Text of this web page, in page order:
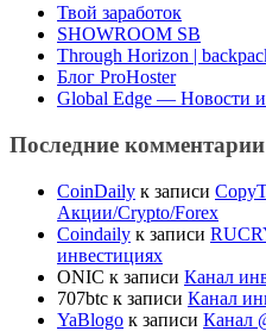
Твой заработок
SHOWROOM SB
Through Horizon |
Блог ProHoster
Global Edge — Новости
Последние комментарии
CoinDaily к записи
Акции/Crypto/Forex
Coindaily к записи
инвестициях
ONIC к записи Канал
707btc к записи Канал
YaBlogo к записи Канал